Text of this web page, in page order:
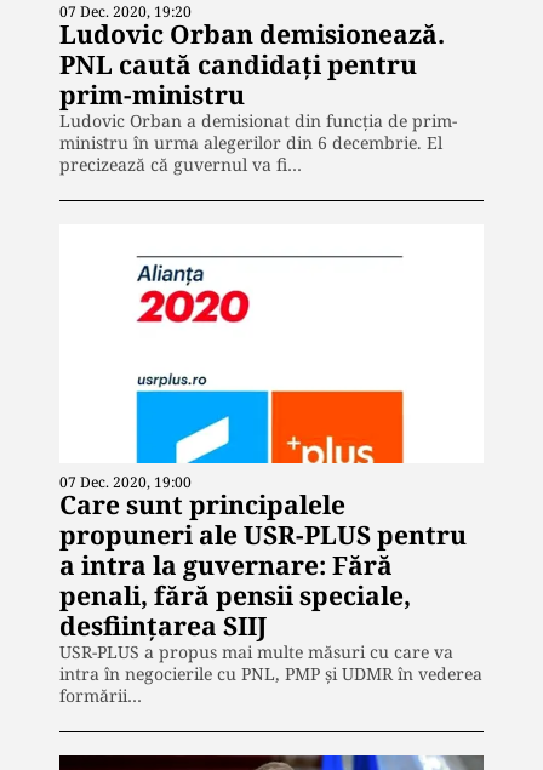
07 Dec. 2020, 19:20
Ludovic Orban demisionează.
PNL caută candidați pentru
prim-ministru
Ludovic Orban a demisionat din funcția de prim-
ministru în urma alegerilor din 6 decembrie. El
precizează că guvernul va fi…
07 Dec. 2020, 19:00
Care sunt principalele
propuneri ale USR-PLUS pentru
a intra la guvernare: Fără
penali, fără pensii speciale,
desființarea SIIJ
USR-PLUS a propus mai multe măsuri cu care va
intra în negocierile cu PNL, PMP și UDMR în vederea
formării…